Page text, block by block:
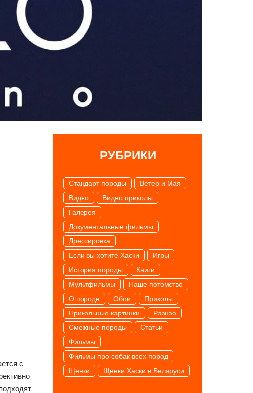
с
РУБРИКИ
Cтандарт породы
Ветер и Мая
Видео
Видео приколы
Галерея
Документальные фильмы
Дрессировка
Если вы хотите Хаски
Игры
История породы
Книги
Мультфильмы
Наше потомство
О породе
Обои
Приколы
Прикольные картинки
Разное
Смежные породы
Статьи
Фильмы
Фильмы про собак всех пород
Щенки
Щенки Хаски в Беларуси